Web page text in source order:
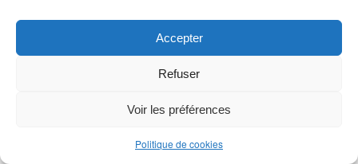
Accepter
Refuser
Voir les préférences
Politique de cookies